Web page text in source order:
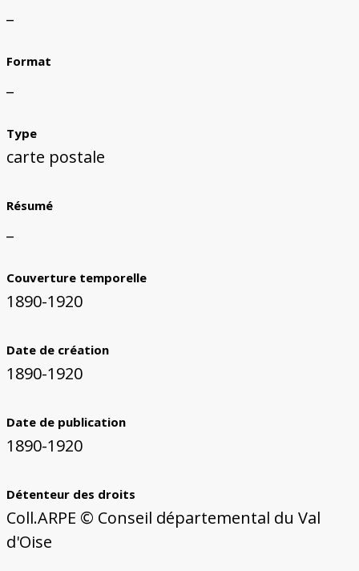
Format
Type
carte postale
Résumé
Couverture temporelle
1890-1920
Date de création
1890-1920
Date de publication
1890-1920
Détenteur des droits
Coll.ARPE © Conseil départemental du Val
d'Oise